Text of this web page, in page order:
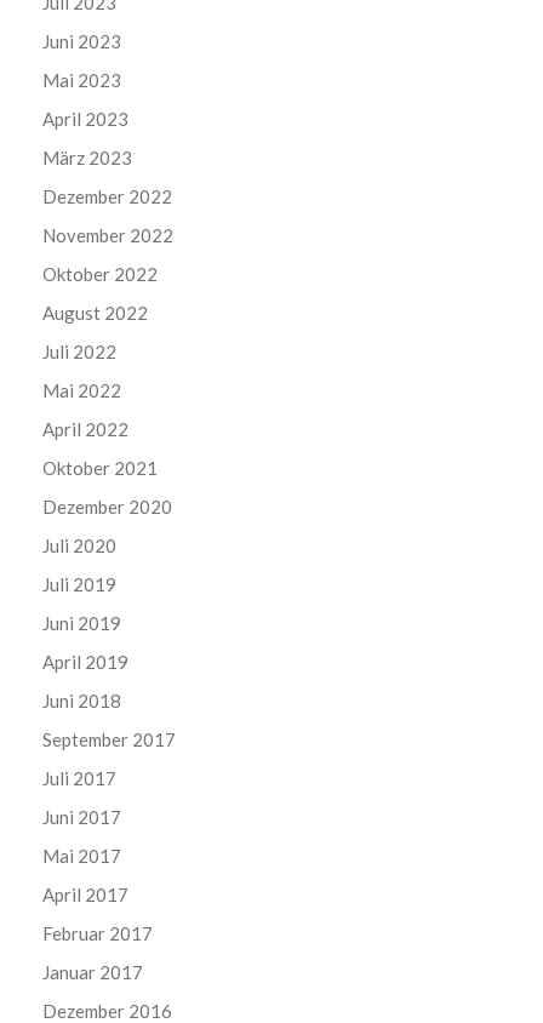
Juni 2023
Mai 2023
April 2023
März 2023
Dezember 2022
November 2022
Oktober 2022
August 2022
Juli 2022
Mai 2022
April 2022
Oktober 2021
Dezember 2020
Juli 2020
Juli 2019
Juni 2019
April 2019
Juni 2018
September 2017
Juli 2017
Juni 2017
Mai 2017
April 2017
Februar 2017
Januar 2017
Dezember 2016